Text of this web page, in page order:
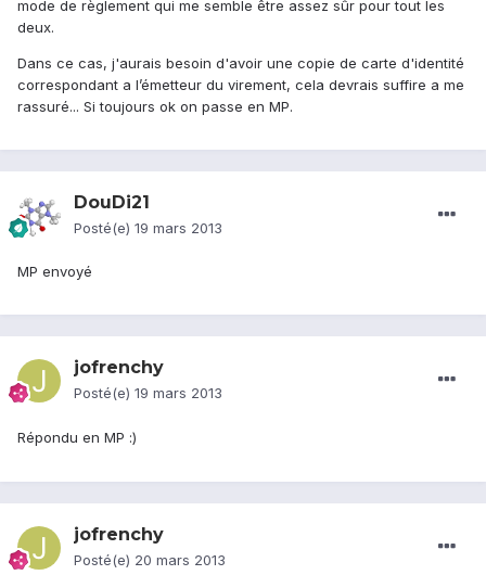
mode de règlement qui me semble être assez sûr pour tout les
deux.
Dans ce cas, j'aurais besoin d'avoir une copie de carte d'identité
correspondant a l’émetteur du virement, cela devrais suffire a me
rassuré... Si toujours ok on passe en MP.
DouDi21
Posté(e) 19 mars 2013
MP envoyé
jofrenchy
Posté(e) 19 mars 2013
Répondu en MP :)
jofrenchy
Posté(e) 20 mars 2013